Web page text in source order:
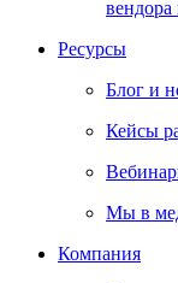
вендора
Ресурсы
Блог и
Кейсы
Мы в
Компания